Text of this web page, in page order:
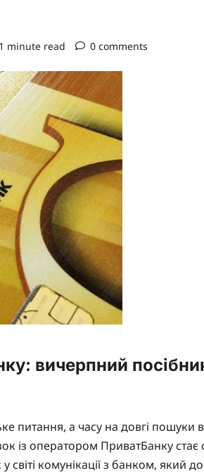
1 minute read 0 comments
вичерпний
питання, а часу на довгі пошуки в
із оператором ПриватБанку
комунікації з банком, який